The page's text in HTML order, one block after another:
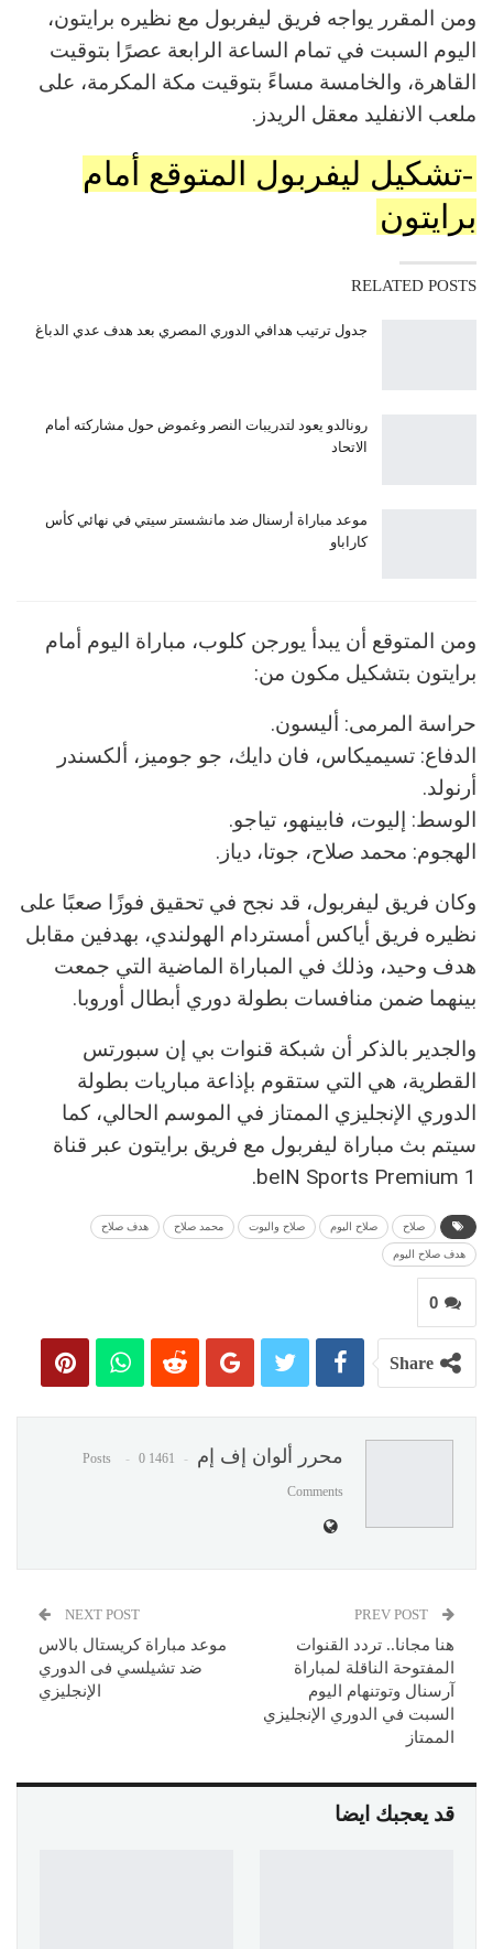
ومن المقرر يواجه فريق ليفربول مع نظيره برايتون،
اليوم السبت في تمام الساعة الرابعة عصرًا بتوقيت
القاهرة، والخامسة مساءً بتوقيت مكة المكرمة، على
ملعب الانفليد معقل الريدز.
-تشكيل ليفربول المتوقع أمام
برايتون
RELATED POSTS
جدول ترتيب هدافي الدوري المصري بعد هدف عدي الدباغ
رونالدو يعود لتدريبات النصر وغموض حول مشاركته أمام
الاتحاد
موعد مباراة أرسنال ضد مانشستر سيتي في نهائي كأس
كاراباو
ومن المتوقع أن يبدأ يورجن كلوب، مباراة اليوم أمام
برايتون بتشكيل مكون من:
حراسة المرمى: أليسون.
الدفاع: تسيميكاس، فان دايك، جو جوميز، ألكسندر
أرنولد.
الوسط: إليوت، فابينهو، تياجو.
الهجوم: محمد صلاح، جوتا، دياز.
وكان فريق ليفربول، قد نجح في تحقيق فوزًا صعبًا على
نظيره فريق أياكس أمستردام الهولندي، بهدفين مقابل
هدف وحيد، وذلك في المباراة الماضية التي جمعت
بينهما ضمن منافسات بطولة دوري أبطال أوروبا.
والجدير بالذكر أن شبكة قنوات بي إن سبورتس
القطرية، هي التي ستقوم بإذاعة مباريات بطولة
الدوري الإنجليزي الممتاز في الموسم الحالي، كما
سيتم بث مباراة ليفربول مع فريق برايتون عبر قناة
beIN Sports Premium 1.
صلاح صلاح اليوم صلاح واليوت محمد صلاح هدف صلاح
هدف صلاح اليوم
0
Share
محرر ألوان إف إم 1461 Posts
0
Comments
هنا مجانا.. تردد القنوات
المفتوحة الناقلة لمباراة
آرسنال وتوتنهام اليوم
السبت في الدوري الإنجليزي
الممتاز
NEXT POST
موعد مباراة كريستال بالاس
ضد تشيلسي فى الدوري
الإنجليزي
قد يعجبك ايضا